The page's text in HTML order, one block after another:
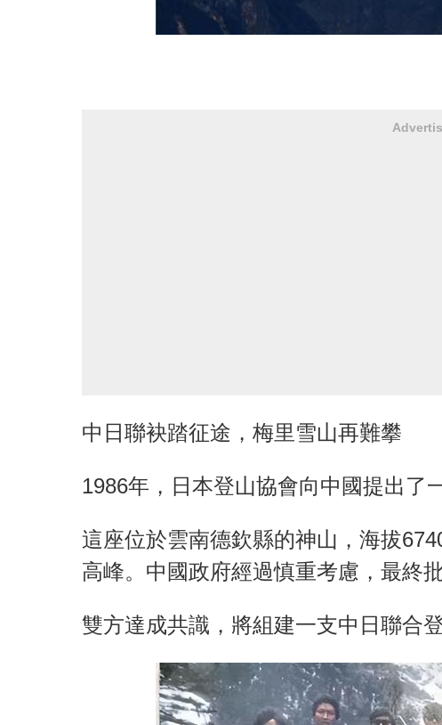
中日聯袂踏征途，梅里雪山再難攀
1986年，日本登山協會向中國提出了
這座位於雲南德欽縣的神山，海拔
高峰。中國政府經過慎重考慮，最終
雙方達成共識，將組建一支中日聯合